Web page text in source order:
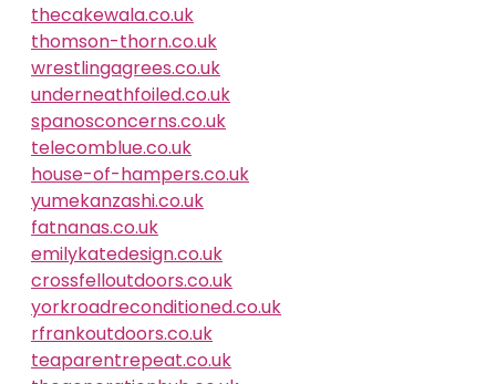
thecakewala.co.uk
thomson-thorn.co.uk
wrestlingagrees.co.uk
underneathfoiled.co.uk
spanosconcerns.co.uk
telecomblue.co.uk
house-of-hampers.co.uk
yumekanzashi.co.uk
fatnanas.co.uk
emilykatedesign.co.uk
crossfelloutdoors.co.uk
yorkroadreconditioned.co.uk
rfrankoutdoors.co.uk
teaparentrepeat.co.uk